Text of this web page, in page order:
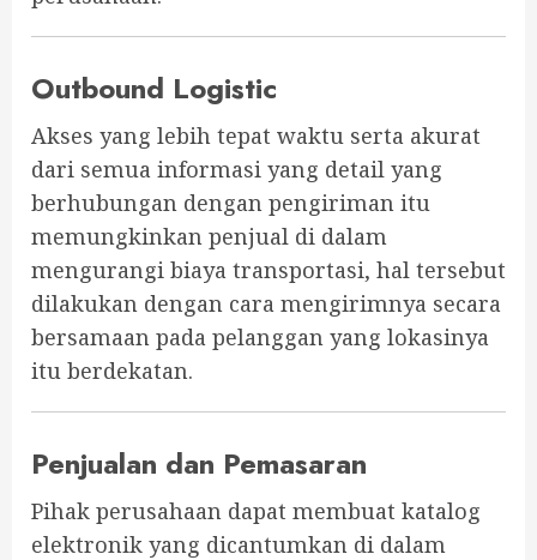
Outbound Logistic
Akses yang lebih tepat waktu serta akurat
dari semua informasi yang detail yang
berhubungan dengan pengiriman itu
memungkinkan penjual di dalam
mengurangi biaya transportasi, hal tersebut
dilakukan dengan cara mengirimnya secara
bersamaan pada pelanggan yang lokasinya
itu berdekatan.
Penjualan dan Pemasaran
Pihak perusahaan dapat membuat katalog
elektronik yang dicantumkan di dalam